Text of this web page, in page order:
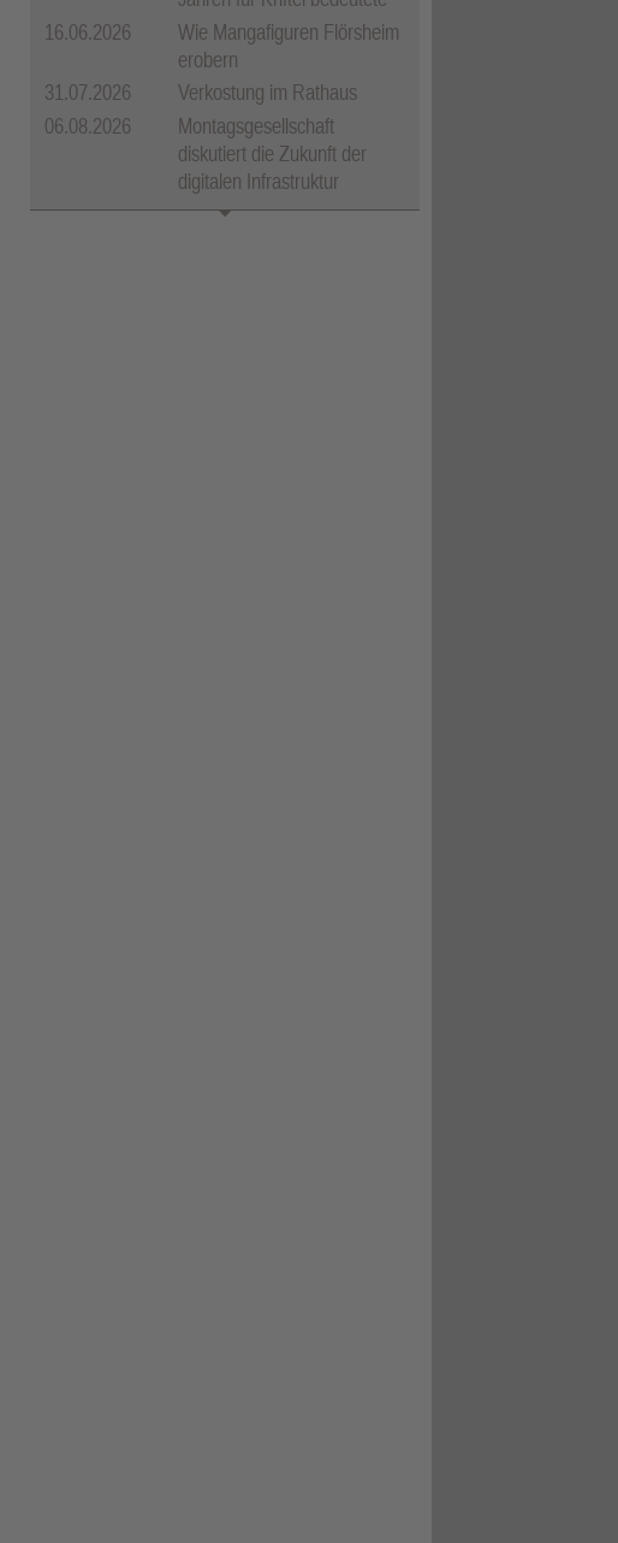
16.06.2026
Wie Mangafiguren Flörsheim
erobern
31.07.2026
Verkostung im Rathaus
06.08.2026
Montagsgesellschaft
diskutiert die Zukunft der
digitalen Infrastruktur